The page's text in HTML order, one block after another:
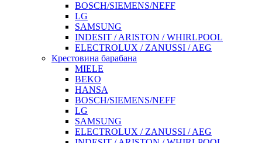
BOSCH/SIEMENS/NEFF
LG
SAMSUNG
INDESIT / ARISTON / WHIRLPOOL
ELECTROLUX / ZANUSSI / AEG
Крестовина барабана
MIELE
BEKO
HANSA
BOSCH/SIEMENS/NEFF
LG
SAMSUNG
ELECTROLUX / ZANUSSI / AEG